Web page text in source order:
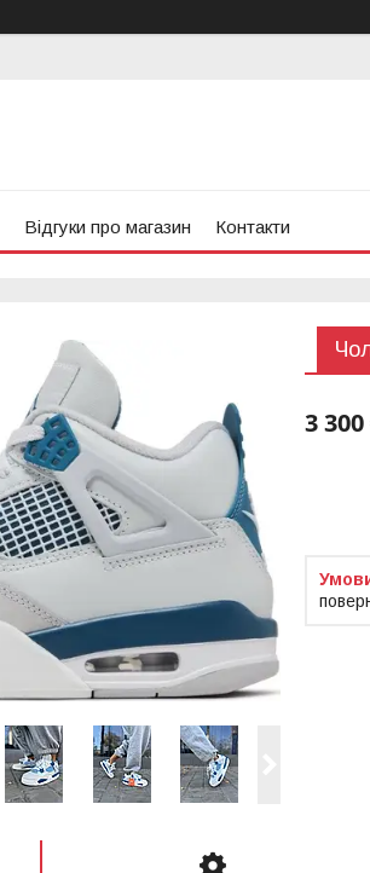
Відгуки про магазин Контакти
3 300